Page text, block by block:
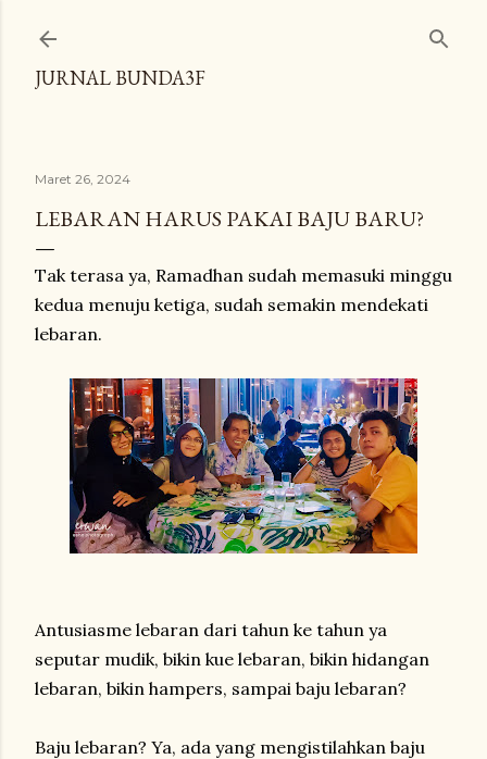
JURNAL BUNDA3F
Maret 26, 2024
LEBARAN HARUS PAKAI BAJU BARU?
Tak terasa ya, Ramadhan sudah memasuki minggu
kedua menuju ketiga, sudah semakin mendekati
lebaran.
Antusiasme lebaran dari tahun ke tahun ya
seputar mudik, bikin kue lebaran, bikin hidangan
lebaran, bikin hampers, sampai baju lebaran?
Baju lebaran? Ya, ada yang mengistilahkan baju